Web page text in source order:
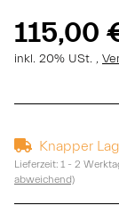
115,00
inkl. 20% USt. ,
Knapper
Lieferzeit: 1 - 2
abweichend)